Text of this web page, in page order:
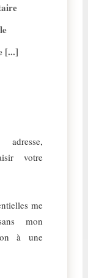
[...]
votre
me
mon
à une